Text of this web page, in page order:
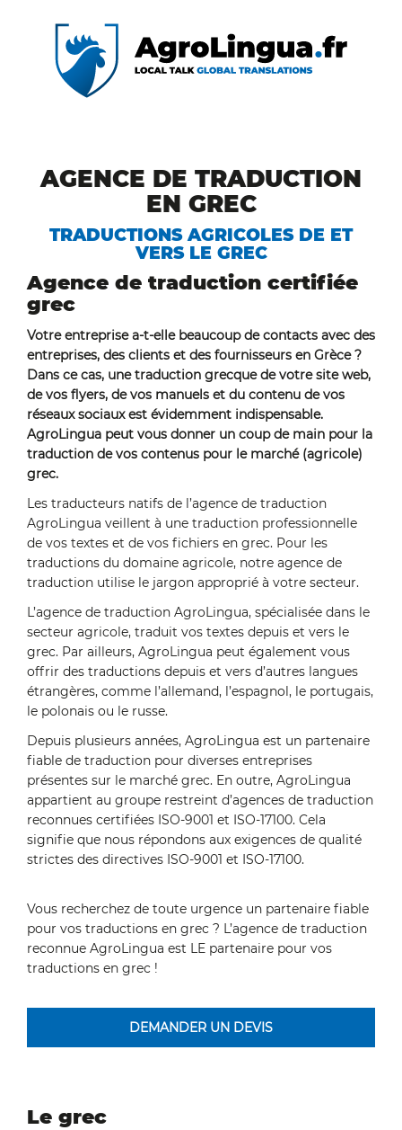
AGENCE DE TRADUCTION
EN GREC
TRADUCTIONS AGRICOLES DE ET
VERS LE GREC
Agence de traduction certifiée
grec
Votre entreprise a-t-elle beaucoup de contacts avec des
entreprises, des clients et des fournisseurs en Grèce ?
Dans ce cas, une traduction grecque de votre site web,
de vos flyers, de vos manuels et du contenu de vos
réseaux sociaux est évidemment indispensable.
AgroLingua peut vous donner un coup de main pour la
traduction de vos contenus pour le marché (agricole)
grec.
Les traducteurs natifs de l’agence de traduction
AgroLingua veillent à une traduction professionnelle
de vos textes et de vos fichiers en grec. Pour les
traductions du domaine agricole, notre agence de
traduction utilise le jargon approprié à votre secteur.
L’agence de traduction AgroLingua, spécialisée dans le
secteur agricole, traduit vos textes depuis et vers le
grec. Par ailleurs, AgroLingua peut également vous
offrir des traductions depuis et vers d’autres langues
étrangères, comme l’allemand, l’espagnol, le portugais,
le polonais ou le russe.
Depuis plusieurs années, AgroLingua est un partenaire
fiable de traduction pour diverses entreprises
présentes sur le marché grec. En outre, AgroLingua
appartient au groupe restreint d’agences de traduction
reconnues certifiées ISO-9001 et ISO-17100. Cela
signifie que nous répondons aux exigences de qualité
strictes des directives ISO-9001 et ISO-17100.
Vous recherchez de toute urgence un partenaire fiable
pour vos traductions en grec ? L’agence de traduction
reconnue AgroLingua est LE partenaire pour vos
traductions en grec !
DEMANDER UN DEVIS
Le grec